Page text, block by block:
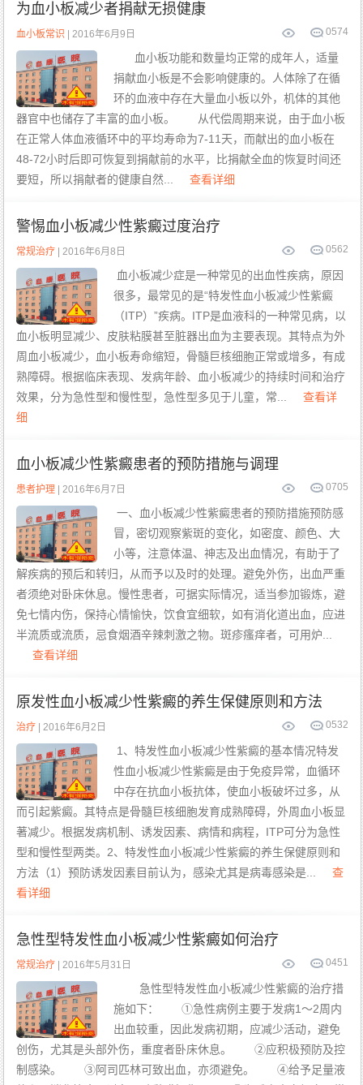
为血小板减少者捐献无损健康
574
0
血小板常识 | 2016年6月9日
血小板功能和数量均正常的成年人，适量
捐献血小板是不会影响健康的。人体除了在循
环的血液中存在大量血小板以外，机体的其他
器官中也储存了丰富的血小板。 从代偿周期来说，由于血小板
在正常人体血液循环中的平均寿命为7-11天，而献出的血小板在
48-72小时后即可恢复到捐献前的水平，比捐献全血的恢复时间还
要短，所以捐献者的健康自然...
查看详细
警惕血小板减少性紫癜过度治疗
562
0
常规治疗 | 2016年6月8日
血小板减少症是一种常见的出血性疾病，原因
很多，最常见的是“特发性血小板减少性紫癜
（ITP）”疾病。ITP是血液科的一种常见病，以
血小板明显减少、皮肤粘膜甚至脏器出血为主要表现。其特点为外
周血小板减少，血小板寿命缩短，骨髓巨核细胞正常或增多，有成
熟障碍。根据临床表现、发病年龄、血小板减少的持续时间和治疗
效果，分为急性型和慢性型，急性型多见于儿童，常...
查看详
细
血小板减少性紫癜患者的预防措施与调理
705
0
患者护理 | 2016年6月7日
一、血小板减少性紫癜患者的预防措施预防感
冒，密切观察紫斑的变化，如密度、颜色、大
小等，注意体温、神志及出血情况，有助于了
解疾病的预后和转归，从而予以及时的处理。避免外伤，出血严重
者须绝对卧床休息。慢性患者，可据实际情况，适当参加锻炼，避
免七情内伤，保持心情愉快，饮食宜细软，如有消化道出血，应进
半流质或流质，忌食烟酒辛辣刺激之物。斑疹瘙痒者，可用炉...
查看详细
原发性血小板减少性紫癜的养生保健原则和方法
532
0
治疗 | 2016年6月2日
1、特发性血小板减少性紫癜的基本情况特发
性血小板减少性紫癜是由于免疫异常，血循环
中存在抗血小板抗体，使血小板破坏过多，从
而引起紫癜。其特点是骨髓巨核细胞发育成熟障碍，外周血小板显
著减少。根据发病机制、诱发因素、病情和病程，ITP可分为急性
型和慢性型两类。2、特发性血小板减少性紫癜的养生保健原则和
方法（1）预防诱发因素目前认为，感染尤其是病毒感染是...
查
看详细
急性型特发性血小板减少性紫癜如何治疗
451
0
常规治疗 | 2016年5月31日
急性型特发性血小板减少性紫癜的治疗措
施如下： ①急性病例主要于发病1～2周内
出血较重，因此发病初期，应减少活动，避免
创伤，尤其是头部外伤，重度者卧床休息。 ②应积极预防及控
制感染。 ③阿司匹林可致出血，亦须避免。 ④给予足量液